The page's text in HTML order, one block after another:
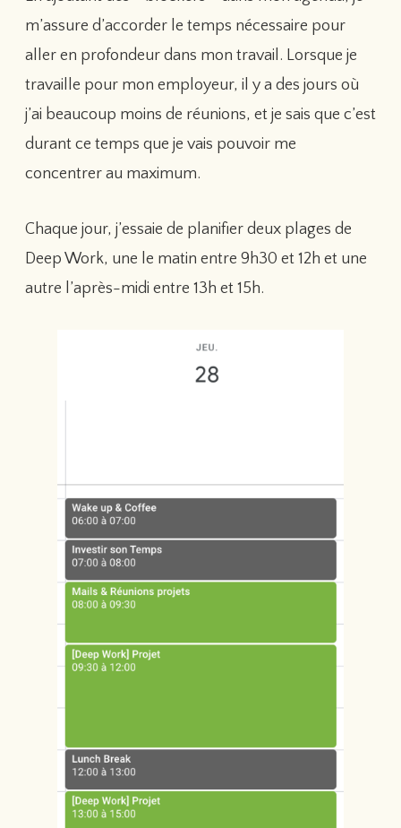
m’assure d’accorder le temps nécessaire pour
aller en profondeur dans mon travail. Lorsque je
travaille pour mon employeur, il y a des jours où
j’ai beaucoup moins de réunions, et je sais que c’est
durant ce temps que je vais pouvoir me
concentrer au maximum.
Chaque jour, j’essaie de planifier deux plages de
Deep Work, une le matin entre 9h30 et 12h et une
autre l’après-midi entre 13h et 15h.